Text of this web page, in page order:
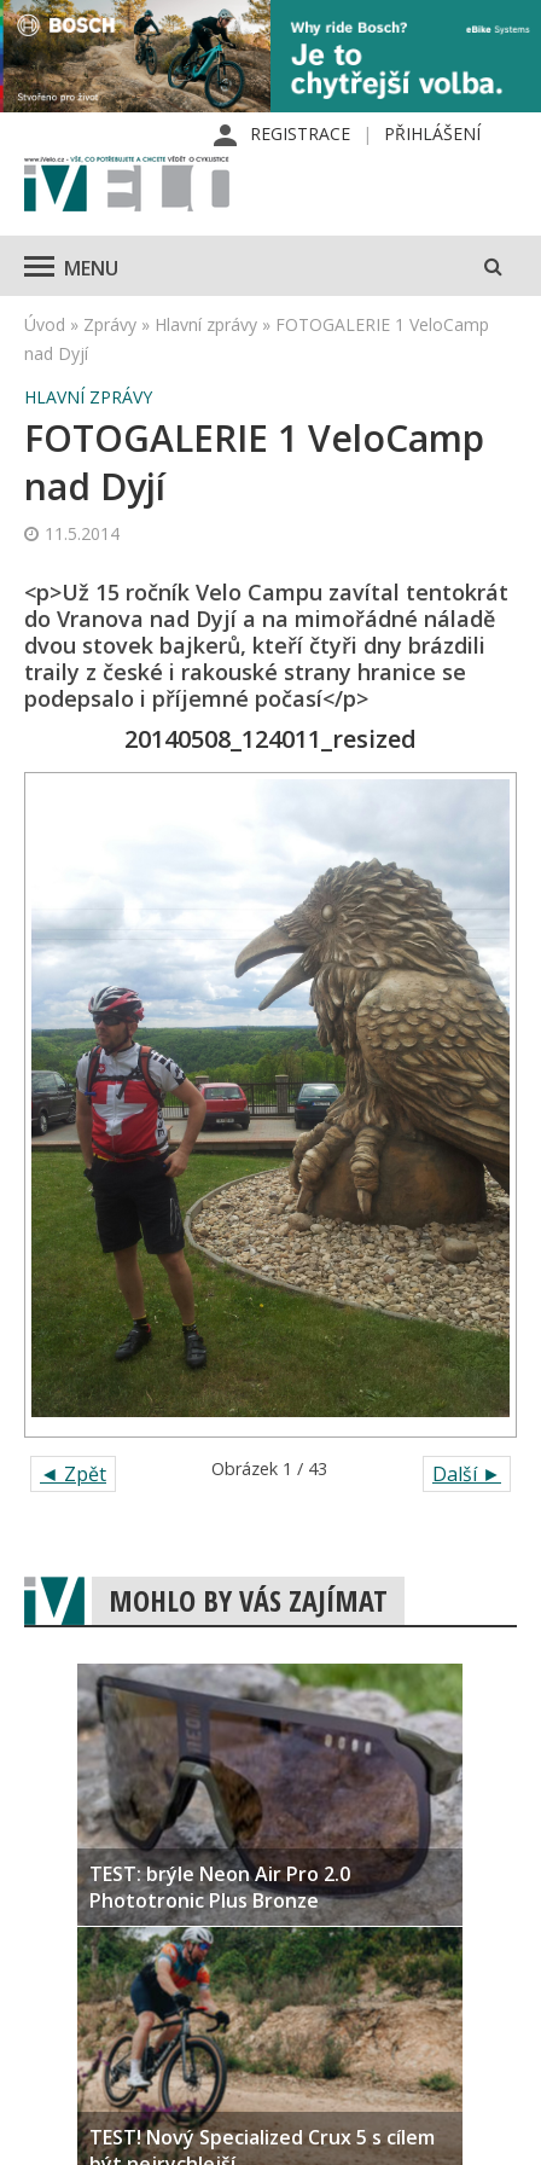
REGISTRACE PŘIHLÁŠENÍ
MENU
Úvod » Zprávy » Hlavní zprávy » FOTOGALERIE 1 VeloCamp
nad Dyjí
HLAVNÍ ZPRÁVY
FOTOGALERIE 1 VeloCamp
nad Dyjí
11.5.2014
<p>Už 15 ročník Velo Campu zavítal tentokrát
do Vranova nad Dyjí a na mimořádné náladě
dvou stovek bajkerů, kteří čtyři dny brázdili
traily z české i rakouské strany hranice se
podepsalo i příjemné počasí</p>
20140508_124011_resized
◄ Zpět Další ►
Obrázek 1 / 43
MOHLO BY VÁS ZAJÍMAT
TEST: brýle Neon Air Pro 2.0
Phototronic Plus Bronze
TEST! Nový Specialized Crux 5 s cílem